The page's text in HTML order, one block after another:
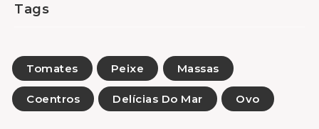
Tags
Tomates Peixe Massas
Coentros Delícias Do Mar Ovo